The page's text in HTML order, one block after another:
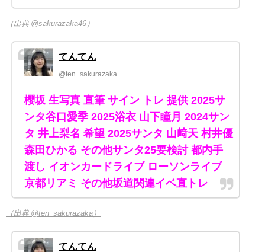
（出典 @sakurazaka46）
てんてん
@ten_sakurazaka
櫻坂 生写真 直筆 サイン トレ 提供 2025サ
ンタ谷口愛季 2025浴衣 山下瞳月 2024サン
タ 井上梨名 希望 2025サンタ 山﨑天 村井優
森田ひかる その他サンタ25要検討 都内手
渡し イオンカードライブ ローソンライブ
京都リアミ その他坂道関連イベ直トレ
（出典 @ten_sakurazaka）
てんてん